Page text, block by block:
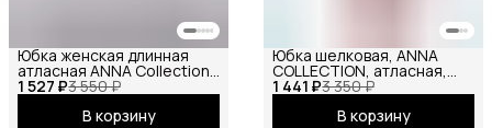
1 527 ₽3 550 ₽
Юбка женская длинная
атласная ANNA Collection
миди макси на резинке
весенняя
В корзину
1 441 ₽3 350 ₽
Юбка шелковая, ANNA
COLLECTION, атласная,
летняя, праздничная,
повседневная, офисная,
школьная на резинке миди
В корзину